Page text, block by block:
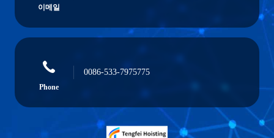
이메일
Phone
0086-533-7975775